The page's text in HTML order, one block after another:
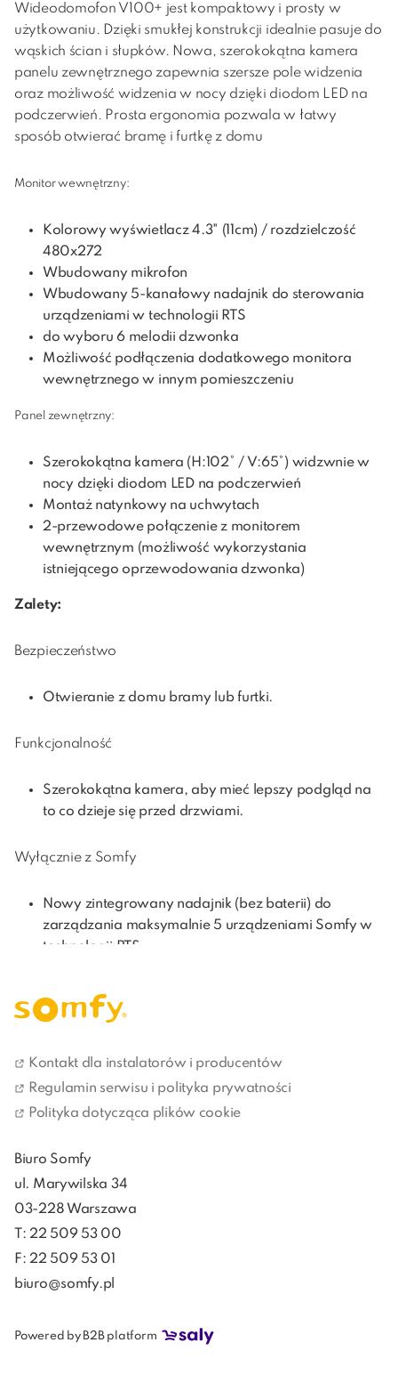
Wideodomofon V100+ jest kompaktowy i prosty w
użytkowaniu. Dzięki smukłej konstrukcji idealnie pasuje do
wąskich ścian i słupków. Nowa, szerokokątna kamera
panelu zewnętrznego zapewnia szersze pole widzenia
oraz możliwość widzenia w nocy dzięki diodom LED na
podczerwień. Prosta ergonomia pozwala w łatwy
sposób otwierać bramę i furtkę z domu
Monitor wewnętrzny:
Kolorowy wyświetlacz 4.3" (11cm) / rozdzielczość
480x272
Wbudowany mikrofon
Wbudowany 5-kanałowy nadajnik do sterowania
urządzeniami w technologii RTS
do wyboru 6 melodii dzwonka
Możliwość podłączenia dodatkowego monitora
wewnętrznego w innym pomieszczeniu
Panel zewnętrzny:
Szerokokątna kamera (H:102° / V:65°) widzwnie w
nocy dzięki diodom LED na podczerwień
Montaż natynkowy na uchwytach
2-przewodowe połączenie z monitorem
wewnętrznym (możliwość wykorzystania
istniejącego oprzewodowania dzwonka)
Zalety:
Bezpieczeństwo
Otwieranie z domu bramy lub furtki.
Funkcjonalność
Szerokokątna kamera, aby mieć lepszy podgląd na
to co dzieje się przed drzwiami.
Wyłącznie z Somfy
Nowy zintegrowany nadajnik (bez baterii) do
zarządzania maksymalnie 5 urządzeniami Somfy w
technologii RTS.
Łatwa instalacja
(do 150 m). Może być wykorzystane istniejące
okablowanie dzwonka.
Kompaktowa konstrukcja.
Dyskretny i atrakcyjny design przeznaczony do
Cienka i zgrabna konstrukcja panelu zewnętrznego
dostosowana do wąskich słupków.
Monitor V100+ (1szt.)
Kontakt dla instalatorów i producentów
Regulamin serwisu i polityka prywatności
Polityka dotycząca plików cookie
Biuro Somfy
ul. Marywilska 34
03-228 Warszawa
T: 22 509 53 00
F: 22 509 53 01
biuro@somfy.pl
Powered by B2B platform